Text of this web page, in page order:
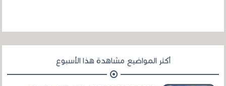
أكثر المواضيع مشاهدة هذا الأسبوع